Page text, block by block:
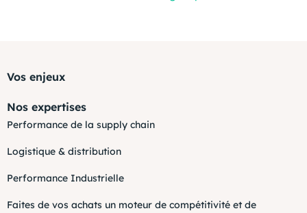
Vos enjeux
Nos expertises
Performance de la supply chain
Logistique & distribution
Performance Industrielle
Faites de vos achats un moteur de compétitivité et de